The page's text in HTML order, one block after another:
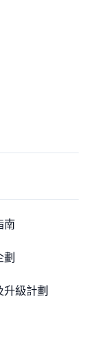
南
級計劃